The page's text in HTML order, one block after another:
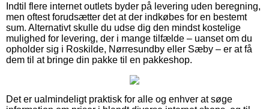
Indtil flere internet outlets byder på levering uden beregning,
men oftest forudsætter det at der indkøbes for en bestemt
sum. Alternativt skulle du udse dig den mindst kostelige
mulighed for levering, der i mange tilfælde – uanset om du
opholder sig i Roskilde, Nørresundby eller Sæby – er at få
dem til at bringe din pakke til en pakkeshop.
Det er ualmindeligt praktisk for alle og enhver at søge